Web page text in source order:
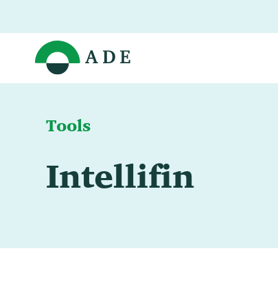
Tools
Intellifin